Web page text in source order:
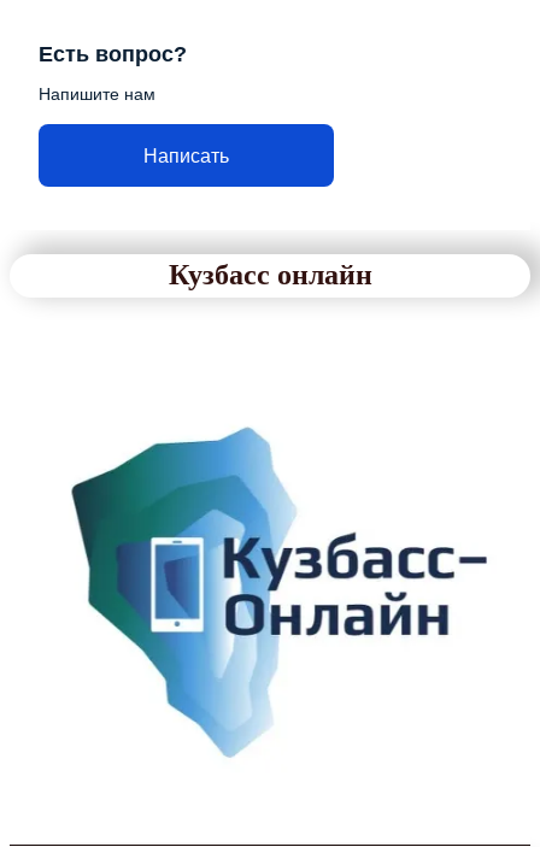
Есть вопрос?
Напишите нам
Написать
Кузбасс онлайн